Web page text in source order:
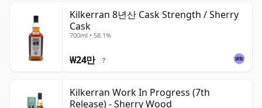
Kilkerran 8년산 Cask Strength / Sherry
Cask
700ml • 58.1%
₩24만 ?
Kilkerran Work In Progress (7th
Release) - Sherry Wood